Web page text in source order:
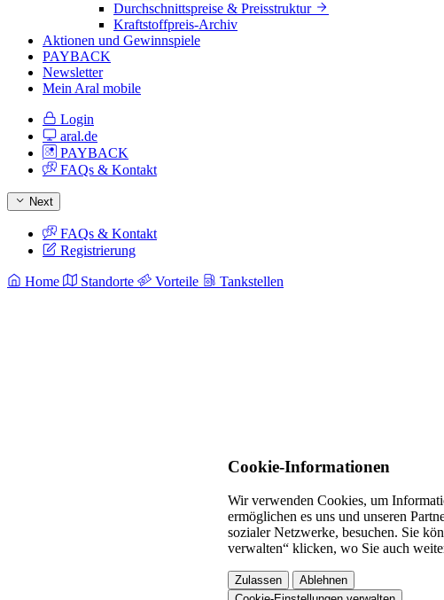
Durchschnittspreise & Preisstruktur
Kraftstoffpreis-Archiv
Aktionen und Gewinnspiele
PAYBACK
Newsletter
Mein Aral mobile
Login
aral.de
PAYBACK
FAQs & Kontakt
Next
FAQs & Kontakt
Registrierung
Home Standorte Vorteile Tankstellen
Cookie-Informationen
Wir verwenden Cookies, um
ermöglichen es uns und unseren
sozialer Netzwerke, besuchen. Sie
verwalten“ klicken, wo Sie auch
Zulassen
Ablehnen